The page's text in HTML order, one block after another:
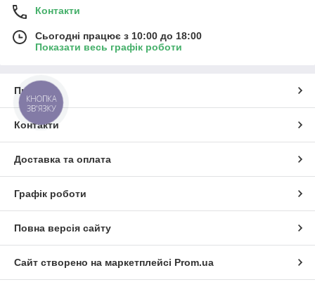
Контакти
Сьогодні працює з 10:00 до 18:00
Показати весь графік роботи
Про нас
Контакти
Доставка та оплата
Графік роботи
Повна версія сайту
Сайт створено на маркетплейсі Prom.ua
КНОПКА
ЗВ'ЯЗКУ